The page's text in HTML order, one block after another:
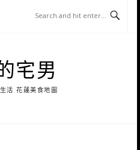
宅男
活 花蓮美食地圖